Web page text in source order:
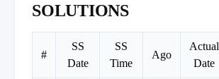
SOLUTIONS
#
SS
Date
SS
Time
Ago
Actual
Date